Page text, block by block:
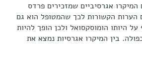
אגרסיביים שמזכירים פרדס
הערות הקשורות לכך שהמטופל הוא גם
על היותו הומוסקסואל ולכן הופך להיות
בין המיקרו אגרסיות נמצא את